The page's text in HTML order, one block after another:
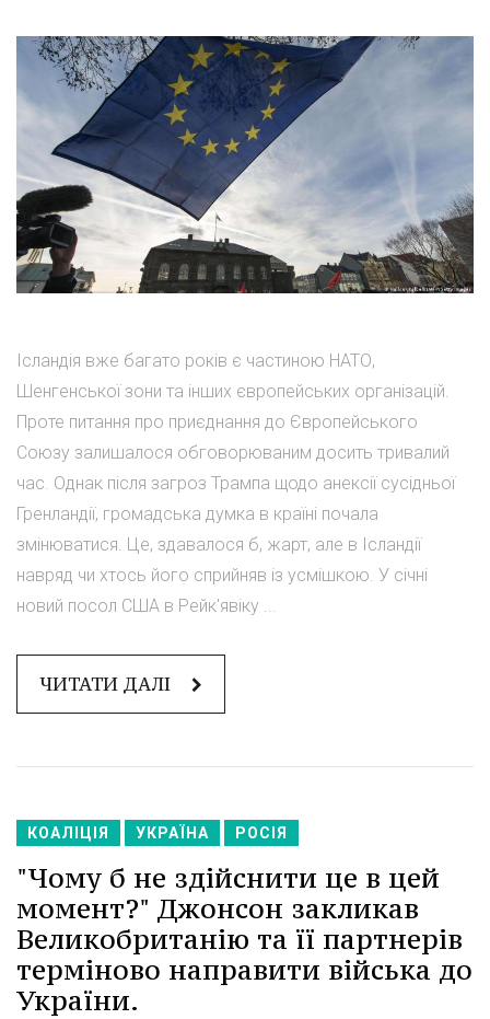
Ісландія вже багато років є частиною НАТО,
Шенгенської зони та інших європейських організацій.
Проте питання про приєднання до Європейського
Союзу залишалося обговорюваним досить тривалий
час. Однак після загроз Трампа щодо анексії сусідньої
Гренландії, громадська думка в країні почала
змінюватися. Це, здавалося б, жарт, але в Ісландії
навряд чи хтось його сприйняв із усмішкою. У січні
новий посол США в Рейк'явіку ...
ЧИТАТИ ДАЛІ
КОАЛІЦІЯ УКРАЇНА РОСІЯ
"Чому б не здійснити це в цей
момент?" Джонсон закликав
Великобританію та її партнерів
терміново направити війська до
України.